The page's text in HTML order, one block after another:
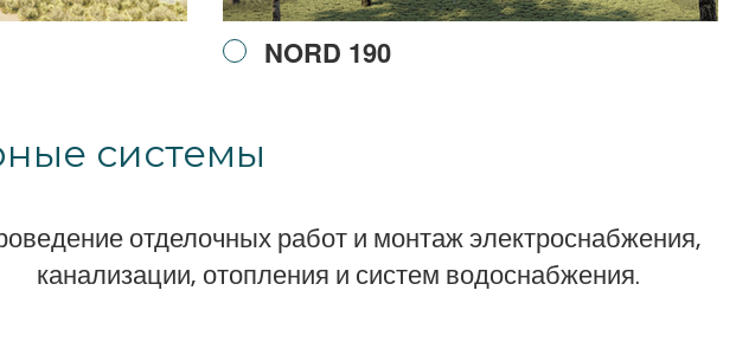
NORD 190
системы
отделочных работ и монтаж электроснабжения,
канализации, отопления и систем водоснабжения.